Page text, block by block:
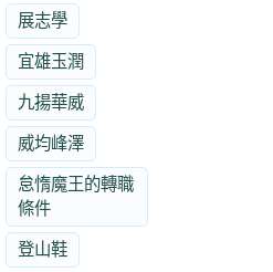
展志學
宜雄玉潤
九揚華威
威均峰澤
怠惰魔王的轉職
條件
登山鞋